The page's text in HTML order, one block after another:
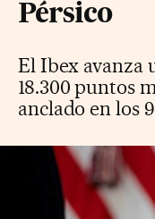
Pérsico
El Ibex avanza
18.300 puntos
anclado en los